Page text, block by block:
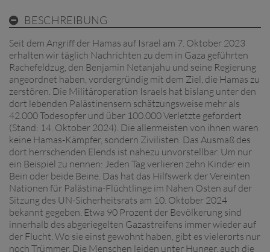
BESCHREIBUNG
Seit dem Angriff der Hamas auf Israel am 7. Oktober 2023
erhalten wir täglich Nachrichten zu dem in Gaza geführten
Rachefeldzug, den Benjamin Netanjahu und seine Regierung
angeordnet haben, vordergründig mit dem Ziel, die Hamas zu
zerstören. Die Militäroperation Israels hat bislang unter den
dort lebenden Palästinensern schätzungsweise mehr als
42.000 Todesopfer und über 100.000 Verletzte gefordert
(Stand: 14. Oktober 2024). Die allermeisten von ihnen waren
keine Hamas-Kämpfer, sondern Zivilisten. Das Ausmaß des
dort herrschenden Elends ist nahezu unvorstellbar. Um nur
ein Beispiel zu nennen: Jeden Tag verlieren zehn Kinder ein
Bein oder beide Beine. Das hat das Hilfswerk der Vereinten
Nationen für Palästina-Flüchtlinge im Nahen Osten auf der
Sitzung des UN-Sicherheitsrats am 10. Oktober 2024
bekannt gegeben. Etwa 90 Prozent der Bevölkerung sind
innerhalb des abgeriegelten Gazastreifens immer wieder auf
der Flucht. Wo sie einst gewohnt haben, gibt es vielerorts nur
noch Trümmer. Die Menschen leiden unter Hunger, auch die